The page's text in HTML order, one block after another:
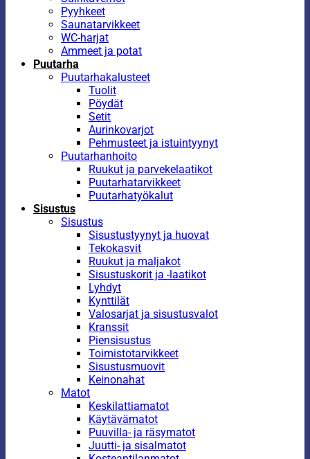
Pyyhkeet
Saunatarvikkeet
WC-harjat
Ammeet ja potat
Puutarha
Puutarhakalusteet
Tuolit
Pöydät
Setit
Aurinkovarjot
Pehmusteet ja istuintyynyt
Puutarhanhoito
Ruukut ja parvekelaatikot
Puutarhatarvikkeet
Puutarhatyökalut
Sisustus
Sisustus
Sisustustyynyt ja huovat
Tekokasvit
Ruukut ja maljakot
Sisustuskorit ja -laatikot
Lyhdyt
Kynttilät
Valosarjat ja sisustusvalot
Kranssit
Piensisustus
Toimistotarvikkeet
Sisustusmuovit
Keinonahat
Matot
Keskilattiamatot
Käytävämatot
Puuvilla- ja räsymatot
Juutti- ja sisalmatot